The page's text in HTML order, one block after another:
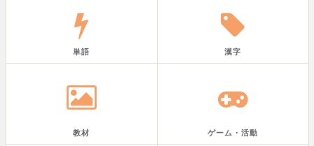
単語 漢字
教材 ゲーム・活動